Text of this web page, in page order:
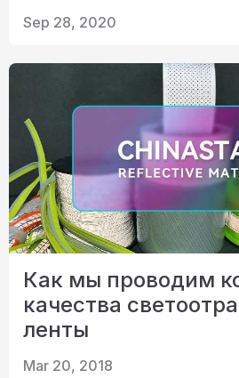
Sep 28, 2020
Как мы проводим
качества
ленты
Mar 20, 2018